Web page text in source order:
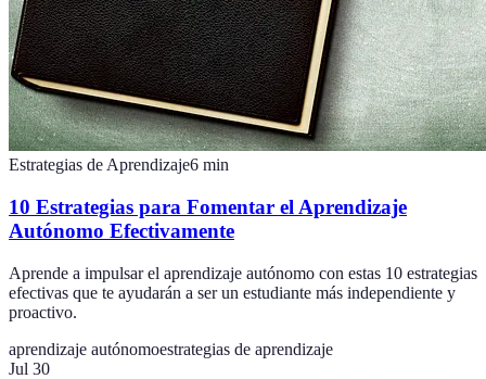
Estrategias de Aprendizaje6 min
10 Estrategias para Fomentar el Aprendizaje
Autónomo Efectivamente
Aprende a impulsar el aprendizaje autónomo con estas 10 estrategias
efectivas que te ayudarán a ser un estudiante más independiente y
proactivo.
aprendizaje autónomoestrategias de aprendizaje
Jul 30